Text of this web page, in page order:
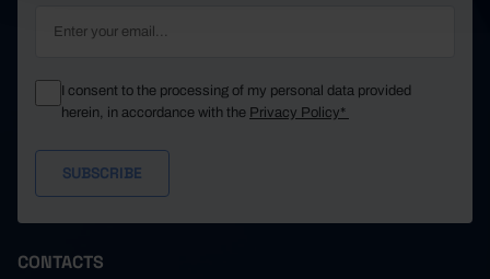
I consent to the processing of my personal data provided
herein, in accordance with the Privacy Policy*
CONTACTS